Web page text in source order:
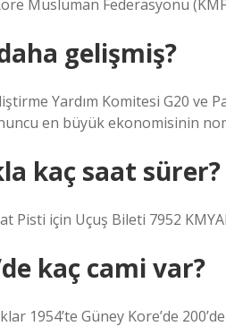
Müslüman Federasyonu
gelişmiş?
Yardım Komitesi G20
en büyük ekonomisinin
kaç saat sürer?
Pisti için Uçuş Bileti 7952
kaç cami var?
1954’te Güney Kore’de